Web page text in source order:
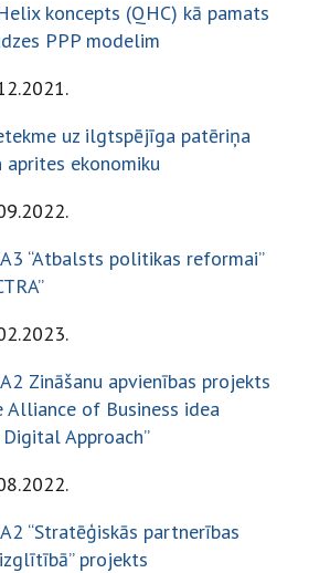
koncepts (QHC) kā pamats
PPP modelim
uz ilgtspējīga patēriņa
aprites ekonomiku
“Atbalsts politikas reformai”
Zināšanu apvienības projekts
Alliance of Business idea
Approach”
“Stratēģiskās partnerības
projekts